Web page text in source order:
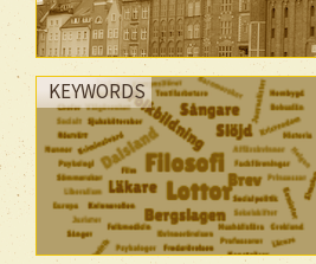
KEYWORDS